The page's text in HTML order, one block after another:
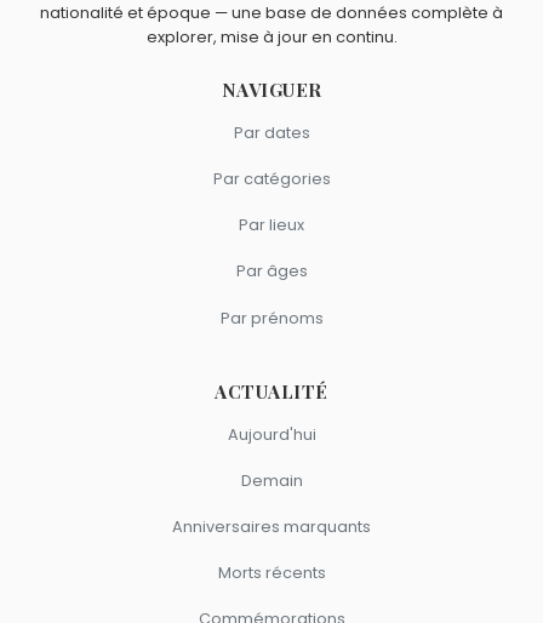
nationalité et époque — une base de données complète à
explorer, mise à jour en continu.
NAVIGUER
Par dates
Par catégories
Par lieux
Par âges
Par prénoms
ACTUALITÉ
Aujourd'hui
Demain
Anniversaires marquants
Morts récents